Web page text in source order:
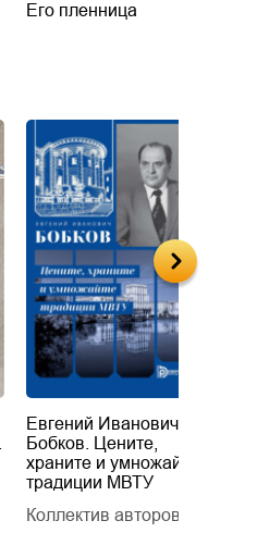
Его пленница
Евгений Иванович
Бобков. Цените,
храните и умножайте
традиции МВТУ
Коллектив авторов